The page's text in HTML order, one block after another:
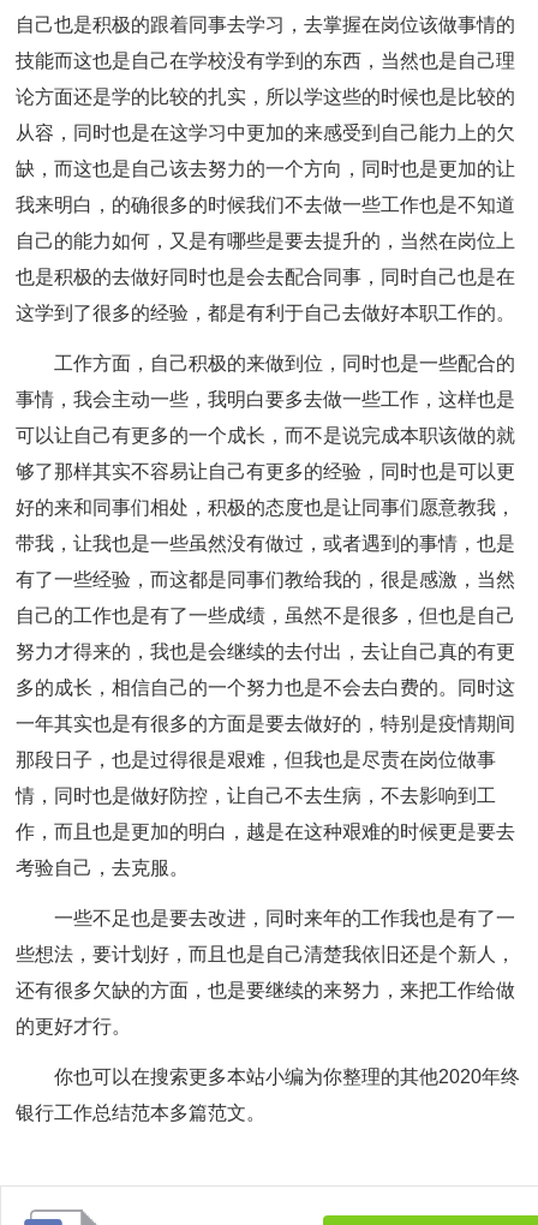
自己也是积极的跟着同事去学习，去掌握在岗位该做事情的
技能而这也是自己在学校没有学到的东西，当然也是自己理
论方面还是学的比较的扎实，所以学这些的时候也是比较的
从容，同时也是在这学习中更加的来感受到自己能力上的欠
缺，而这也是自己该去努力的一个方向，同时也是更加的让
我来明白，的确很多的时候我们不去做一些工作也是不知道
自己的能力如何，又是有哪些是要去提升的，当然在岗位上
也是积极的去做好同时也是会去配合同事，同时自己也是在
这学到了很多的经验，都是有利于自己去做好本职工作的。
工作方面，自己积极的来做到位，同时也是一些配合的
事情，我会主动一些，我明白要多去做一些工作，这样也是
可以让自己有更多的一个成长，而不是说完成本职该做的就
够了那样其实不容易让自己有更多的经验，同时也是可以更
好的来和同事们相处，积极的态度也是让同事们愿意教我，
带我，让我也是一些虽然没有做过，或者遇到的事情，也是
有了一些经验，而这都是同事们教给我的，很是感激，当然
自己的工作也是有了一些成绩，虽然不是很多，但也是自己
努力才得来的，我也是会继续的去付出，去让自己真的有更
多的成长，相信自己的一个努力也是不会去白费的。同时这
一年其实也是有很多的方面是要去做好的，特别是疫情期间
那段日子，也是过得很是艰难，但我也是尽责在岗位做事
情，同时也是做好防控，让自己不去生病，不去影响到工
作，而且也是更加的明白，越是在这种艰难的时候更是要去
考验自己，去克服。
一些不足也是要去改进，同时来年的工作我也是有了一
些想法，要计划好，而且也是自己清楚我依旧还是个新人，
还有很多欠缺的方面，也是要继续的来努力，来把工作给做
的更好才行。
你也可以在搜索更多本站小编为你整理的其他2020年终
银行工作总结范本多篇范文。